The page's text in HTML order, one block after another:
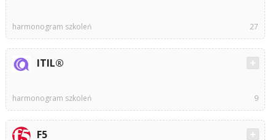
harmonogram szkoleń 27
ITIL®
harmonogram szkoleń 9
F5